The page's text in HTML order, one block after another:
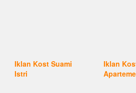
Iklan Kost Suami
Istri
Iklan